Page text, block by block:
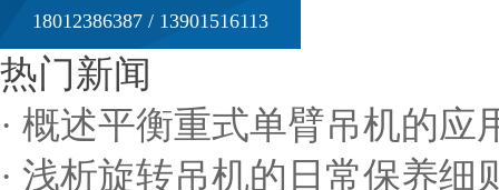
18012386387 / 13901516113
热门新闻
· 概述平衡重式单臂吊机的应
· 浅析旋转吊机的日常保养细